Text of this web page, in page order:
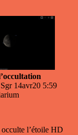
14avr20 5:59
l’étoile HD